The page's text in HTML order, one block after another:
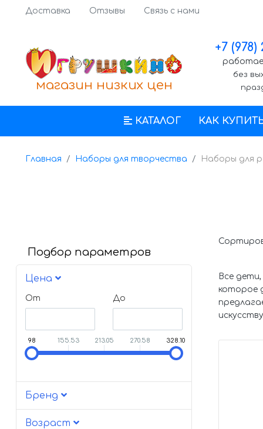
Доставка Отзывы Связь с нами
магазин низких цен
+7 (978)
без
КАТАЛОГ КАК
Главная Наборы для творчества Наборы для
Подбор параметров
Цена
От До
98 155.53 213.05 270.58 328.10
Бренд
Возраст
Все
которое